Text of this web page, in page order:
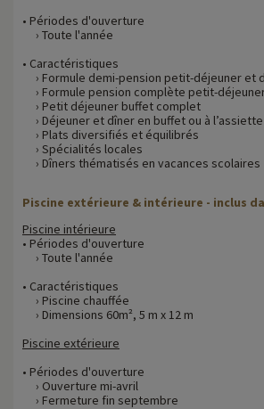
• Périodes d'ouverture
› Toute l'année
• Caractéristiques
› Formule demi-pension petit-déjeuner et
› Formule pension complète petit-
› Petit déjeuner buffet complet
› Déjeuner et dîner en buffet ou à l’assiette
› Plats diversifiés et équilibrés
› Spécialités locales
› Dîners thématisés en vacances scolaires
Piscine extérieure & intérieure - inclus
Piscine intérieure
• Périodes d'ouverture
› Toute l'année
• Caractéristiques
› Piscine chauffée
› Dimensions 60m², 5 m x 12 m
Piscine extérieure
• Périodes d'ouverture
› Ouverture mi-avril
› Fermeture fin septembre